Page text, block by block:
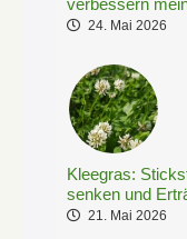
24. Mai 2026
Kleegras:
senken und
21. Mai 2026